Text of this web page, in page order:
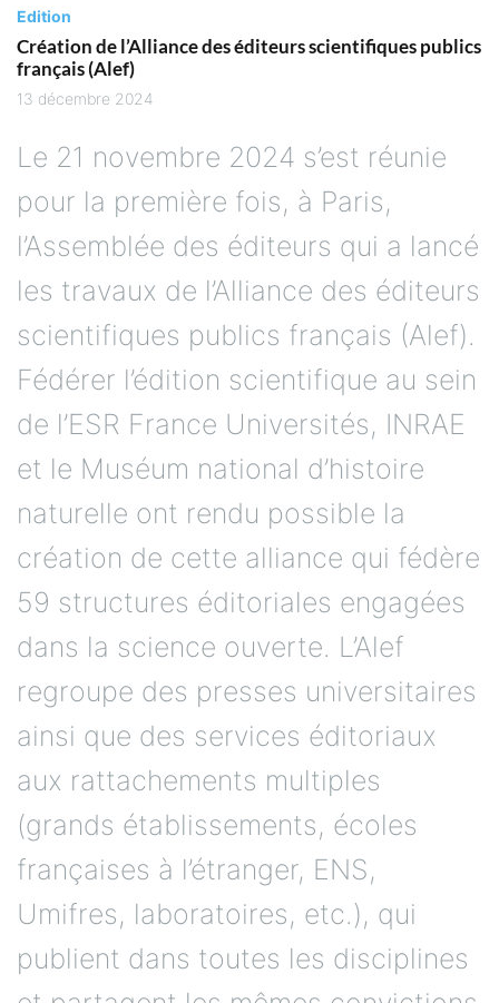
Edition
Création de l’Alliance des éditeurs scientifiques publics
français (Alef)
13 décembre 2024
Le 21 novembre 2024 s’est réunie
pour la première fois, à Paris,
l’Assemblée des éditeurs qui a lancé
les travaux de l’Alliance des éditeurs
scientifiques publics français (Alef).
Fédérer l’édition scientifique au sein
de l’ESR France Universités, INRAE
et le Muséum national d’histoire
naturelle ont rendu possible la
création de cette alliance qui fédère
59 structures éditoriales engagées
dans la science ouverte. L’Alef
regroupe des presses universitaires
ainsi que des services éditoriaux
aux rattachements multiples
(grands établissements, écoles
françaises à l’étranger, ENS,
Umifres, laboratoires, etc.), qui
publient dans toutes les disciplines